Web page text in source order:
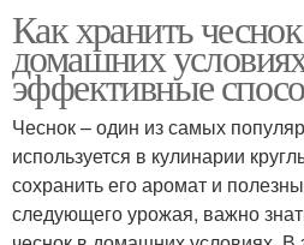
Как хранить
домашних
эффективные
Чеснок – один из самых
используется в кулинарии
сохранить его аромат и
следующего урожая, важно